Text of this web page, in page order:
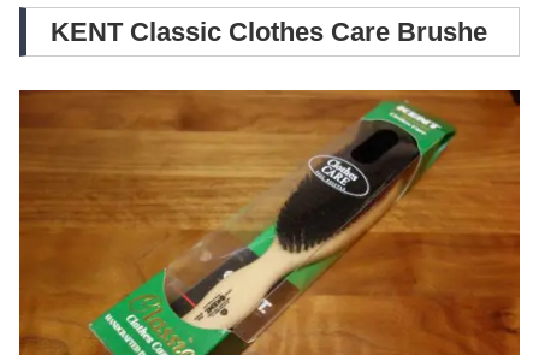
KENT Classic Clothes Care Brushe